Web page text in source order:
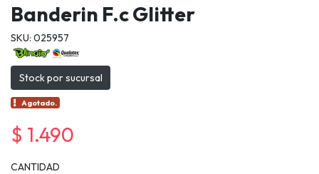
Banderin F.c Glitter
SKU: 025957
Stock por sucursal
Agotado.
$ 1.490
CANTIDAD